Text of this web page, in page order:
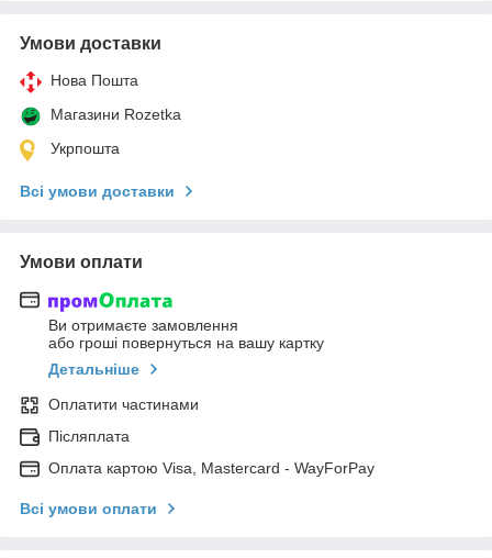
Умови доставки
Нова Пошта
Магазини Rozetka
Укрпошта
Всі умови доставки
Умови оплати
Ви отримаєте замовлення
або гроші повернуться на вашу картку
Детальніше
Оплатити частинами
Післяплата
Оплата картою Visa, Mastercard - WayForPay
Всі умови оплати